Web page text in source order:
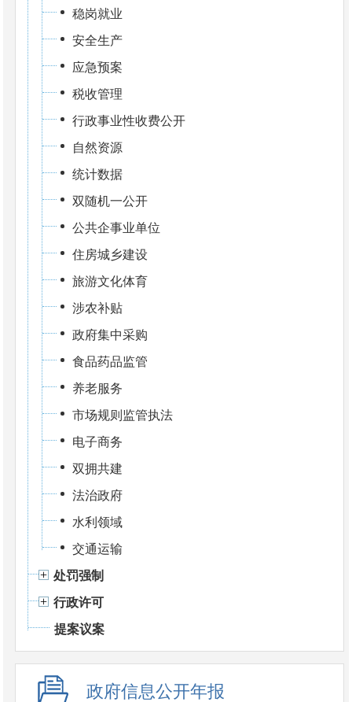
稳岗就业
安全生产
应急预案
税收管理
行政事业性收费公开
自然资源
统计数据
双随机一公开
公共企事业单位
住房城乡建设
旅游文化体育
涉农补贴
政府集中采购
食品药品监管
养老服务
市场规则监管执法
电子商务
双拥共建
法治政府
水利领域
交通运输
处罚强制
行政许可
提案议案
政府信息公开年报